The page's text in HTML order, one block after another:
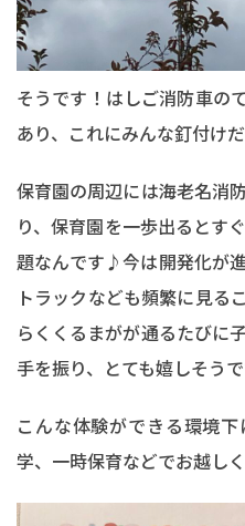
そうです！はしご消防車の
あり、これにみんな釘付け
保育園の周辺には海老名消
り、保育園を一歩出るとす
題なんです♪今は開発化が
トラックなども頻繁に見る
らくくるまがが通るたびに
手を振り、とても嬉しそうで
こんな体験ができる環境
学、一時保育などでお越しく